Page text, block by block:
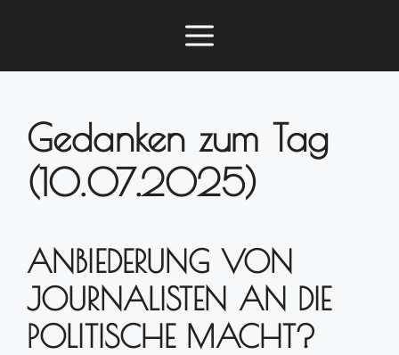
springen
Menü
Gedanken zum Tag
(10.07.2025)
ANBIEDERUNG VON
JOURNALISTEN AN DIE
POLITISCHE MACHT?